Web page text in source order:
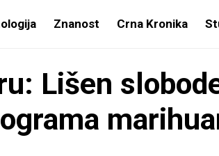
Znanost Crna Kronika
Lišen